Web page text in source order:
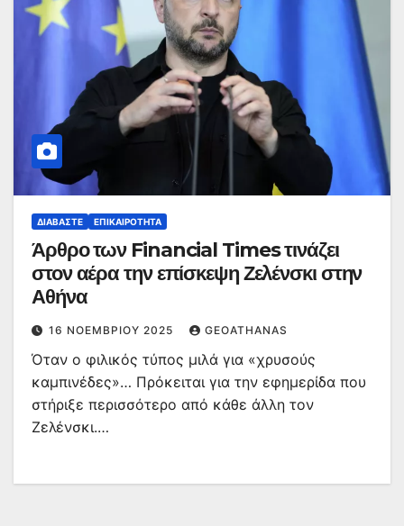
ΔΙΑΒΆΣΤΕ ΕΠΙΚΑΙΡΌΤΗΤΑ
Άρθρο των Financial Times τινάζει
στον αέρα την επίσκεψη Ζελένσκι στην
Αθήνα
16 ΝΟΕΜΒΡΊΟΥ 2025 GEOATHANAS
Όταν ο φιλικός τύπος μιλά για «χρυσούς
καμπινέδες»… Πρόκειται για την εφημερίδα που
στήριξε περισσότερο από κάθε άλλη τον
Ζελένσκι.…